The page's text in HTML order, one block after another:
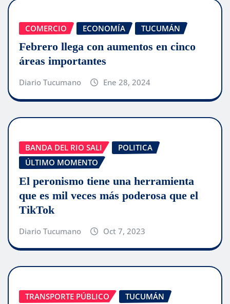
COMERCIO ECONOMÍA TUCUMÁN
Febrero llega con aumentos en cinco
áreas importantes
Diario Tucumano Ene 28, 2024
BANDA DEL RIO SALI
POLITICA
ÚLTIMO MOMENTO
El peronismo tiene una herramienta
que es mil veces más poderosa que el
TikTok
Diario Tucumano Oct 7, 2023
TRANSPORTE PÚBLICO
TUCUMÁN